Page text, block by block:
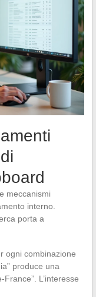
meccanismi
interno.
porta a
ogni combinazione
produce una
L’interesse